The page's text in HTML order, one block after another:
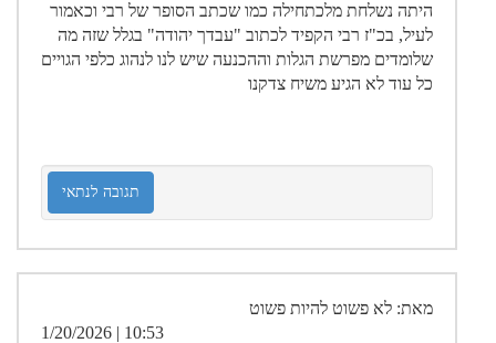
היתה נשלחת מלכתחילה כמו שכתב הסופר של רבי וכאמור
לעיל, בכ"ז רבי הקפיד לכתוב "עבדך יהודה" בגלל שזה מה
שלומדים מפרשת הגלות וההכנעה שיש לנו לנהוג כלפי הגויים
כל עוד לא הגיע משיח צדקנו
תגובה לנתאי
מאת: לא פשוט להיות פשוט
10:53 | 1/20/2026